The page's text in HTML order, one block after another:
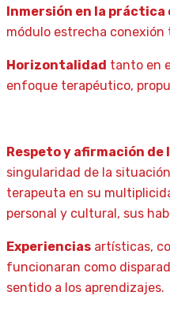
Inmersión en la práctica
módulo estrecha
Horizontalidad tanto en
enfoque terapéutico,
Respeto y afirmación
singularidad de la
terapeuta en su
personal y cultural, sus
Experiencias artísticas,
funcionaran como
sentido a los aprendizajes.